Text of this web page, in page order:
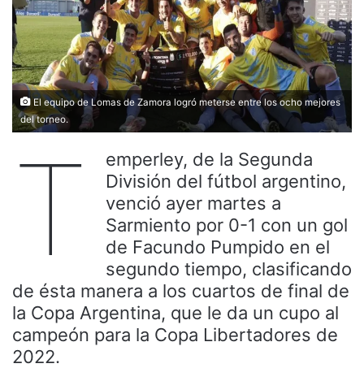
El equipo de Lomas de Zamora logró meterse entre los ocho mejores
del torneo.
T
emperley, de la Segunda
División del fútbol argentino,
venció ayer martes a
Sarmiento por 0-1 con un gol
de Facundo Pumpido en el
segundo tiempo, clasificando
de ésta manera a los cuartos de final de
la Copa Argentina, que le da un cupo al
campeón para la Copa Libertadores de
2022.